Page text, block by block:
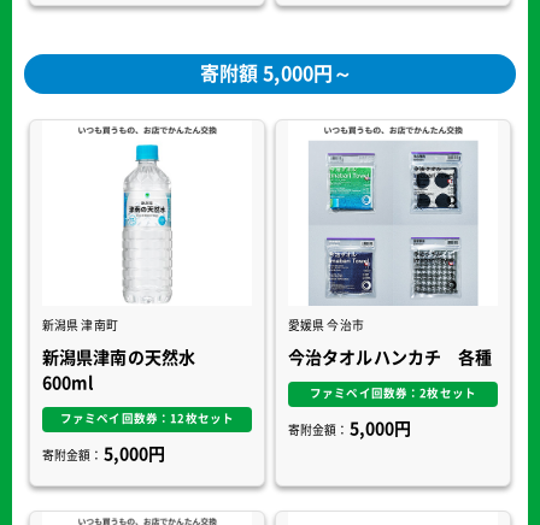
寄附額 5,000円～
新潟県 津南町
新潟県津南の天然水
600ml
ファミペイ回数券：12枚セット
寄附金額： 5,000円
愛媛県 今治市
今治タオルハンカチ 各種
ファミペイ回数券：2枚セット
寄附金額： 5,000円